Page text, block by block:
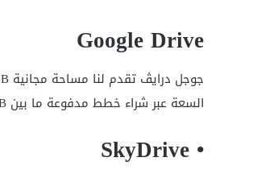
Google Drive
السعة عبر شراء خطط مدفوعة ما بين 100GB إلى . . . 30TB
• SkyDrive